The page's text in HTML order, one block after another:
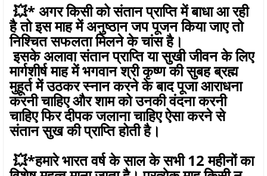
💥* अगर किसी को संतान प्राप्ति में बाधा आ रही
है तो इस माह में अनुष्ठान जप पूजन किया जाए तो
निश्चित सफलता मिलने के चांस है।
इसके अलावा संतान प्राप्ति या सुखी जीवन के लिए
मार्गशीर्ष माह में भगवान श्री कृष्ण की सुबह ब्रह्म
मुहूर्त में उठकर स्नान करने के बाद पूजा आराधना
करनी चाहिए और शाम को उनकी वंदना करनी
चाहिए फिर दीपक जलाना चाहिए ऐसा करने से
संतान सुख की प्राप्ति होती है।
💥*हमारे भारत वर्ष के साल के सभी 12 महीनों का